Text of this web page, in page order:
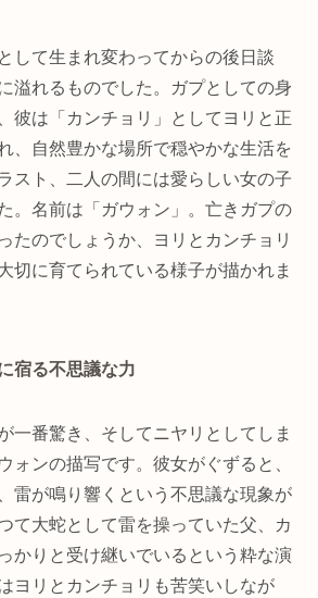
して生まれ変わってからの後日談
溢れるものでした。ガプとしての身
彼は「カンチョリ」としてヨリと正
、自然豊かな場所で穏やかな生活を
スト、二人の間には愛らしい女の子
。名前は「ガウォン」。亡きガプの
たのでしょうか、ヨリとカンチョリ
切に育てられている様子が描かれま
宿る不思議な力
一番驚き、そしてニヤリとしてしま
ォンの描写です。彼女がぐずると、
雷が鳴り響くという不思議な現象が
て大蛇として雷を操っていた父、カ
かりと受け継いでいるという粋な演
ヨリとカンチョリも苦笑いしなが